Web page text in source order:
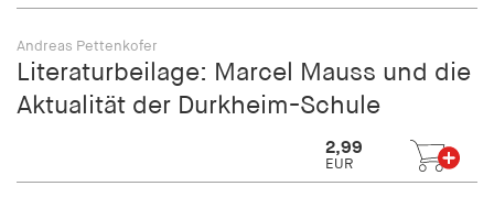
Andreas Pettenkofer
Literaturbeilage: Marcel Mauss und die
Aktualität der Durkheim-Schule
2,99
EUR